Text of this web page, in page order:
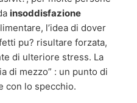
insoddisfazione
l’idea di dover
pu? risultare forzata,
di ulteriore stress. La
di mezzo” : un punto di
con lo specchio.